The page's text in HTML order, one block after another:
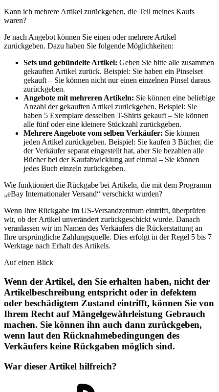
Kann ich mehrere Artikel zurückgeben, die Teil meines Kaufs
waren?
Je nach Angebot können Sie einen oder mehrere Artikel
zurückgeben. Dazu haben Sie folgende Möglichkeiten:
Sets und gebündelte Artikel: Geben Sie bitte alle zusammen
gekauften Artikel zurück. Beispiel: Sie haben ein Pinselset
gekauft – Sie können nicht nur einen einzelnen Pinsel daraus
zurückgeben.
Angebote mit mehreren Artikeln: Sie können eine beliebige
Anzahl der gekauften Artikel zurückgeben. Beispiel: Sie
haben 5 Exemplare desselben T-Shirts gekauft – Sie können
alle fünf oder eine kleinere Stückzahl zurückgeben.
Mehrere Angebote vom selben Verkäufer: Sie können
jeden Artikel zurückgeben. Beispiel: Sie kaufen 3 Bücher, die
der Verkäufer separat eingestellt hat, aber Sie bezahlen alle
Bücher bei der Kaufabwicklung auf einmal – Sie können
jedes Buch einzeln zurückgeben.
Wie funktioniert die Rückgabe bei Artikeln, die mit dem Programm
„eBay Internationaler Versand“ verschickt wurden?
Wenn Ihre Rückgabe im US-Versandzentrum eintrifft, überprüfen
wir, ob der Artikel unverändert zurückgeschickt wurde. Danach
veranlassen wir im Namen des Verkäufers die Rückerstattung an
Ihre ursprüngliche Zahlungsquelle. Dies erfolgt in der Regel 5 bis 7
Werktage nach Erhalt des Artikels.
Auf einen Blick
Wenn der Artikel, den Sie erhalten haben, nicht der
Artikelbeschreibung entspricht oder in defektem
oder beschädigtem Zustand eintrifft, können Sie von
Ihrem Recht auf Mängelgewährleistung Gebrauch
machen. Sie können ihn auch dann zurückgeben,
wenn laut den Rücknahmebedingungen des
Verkäufers keine Rückgaben möglich sind.
War dieser Artikel hilfreich?